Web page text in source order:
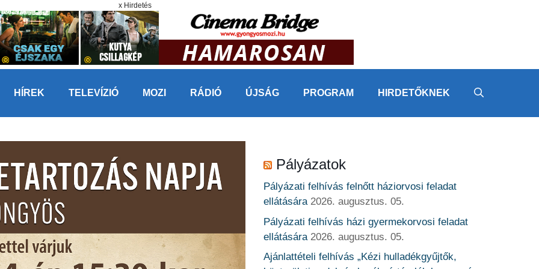
x Hirdetés
HÍREK TELEVÍZIÓ MOZI RÁDIÓ ÚJSÁG PROGRAM HIRDETŐKNEK
Pályázatok
Pályázati felhívás felnőtt háziorvosi feladat
ellátására 2026. augusztus. 05.
Pályázati felhívás házi gyermekorvosi feladat
ellátására 2026. augusztus. 05.
Ajánlattételi felhívás „Kézi hulladékgyűjtők,